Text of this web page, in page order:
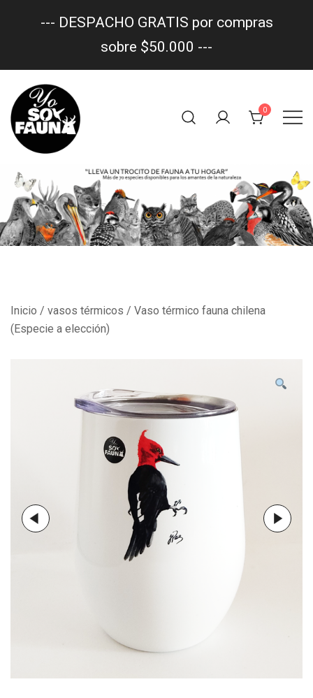
contenido
yo soy fauna
Un trocito de fauna en tu hogar
0
Inicio / vasos térmicos / Vaso térmico fauna chilena
(Especie a elección)
--- DESPACHO GRATIS por compras
sobre $50.000 ---